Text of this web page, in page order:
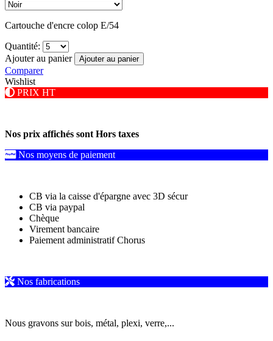
Cartouche d'encre colop E/54
Quantité:
Ajouter au panier
Ajouter au panier
Comparer
Wishlist
PRIX HT
Nos prix affichés sont Hors taxes
Nos moyens de paiement
CB via la caisse d'épargne avec 3D sécur
CB via paypal
Chèque
Virement bancaire
Paiement administratif Chorus
Nos fabrications
Nous gravons sur bois, métal, plexi, verre,...